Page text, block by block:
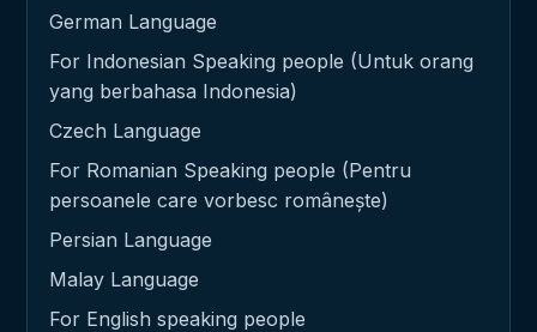
German Language
For Indonesian Speaking people (Untuk orang
yang berbahasa Indonesia)
Czech Language
For Romanian Speaking people (Pentru
persoanele care vorbesc românește)
Persian Language
Malay Language
For English speaking people